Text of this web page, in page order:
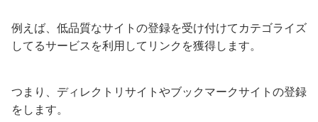
例えば、低品質なサイトの登録を受け付けてカテゴライズ
してるサービスを利用してリンクを獲得します。
つまり、ディレクトリサイトやブックマークサイトの登録
をします。